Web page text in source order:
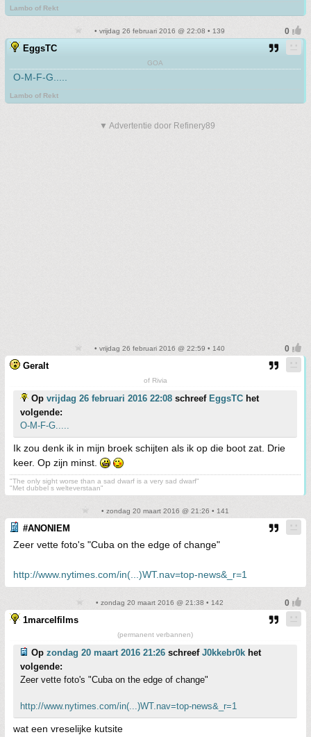
Lambo of Rekt
• vrijdag 26 februari 2016 @ 22:08 • 139
EggsTC
GOA
O-M-F-G.....
Lambo of Rekt
▼ Advertentie door Refinery89
• vrijdag 26 februari 2016 @ 22:59 • 140
Geralt
of Rivia
Op vrijdag 26 februari 2016 22:08 schreef EggsTC het
volgende:
O-M-F-G.....
Ik zou denk ik in mijn broek schijten als ik op die boot zat. Drie
keer. Op zijn minst.
"The only sight worse than a sad dwarf is a very sad dwarf"
"Met dubbel s welteverstaan"
• zondag 20 maart 2016 @ 21:26 • 141
#ANONIEM
Zeer vette foto's "Cuba on the edge of change"
http://www.nytimes.com/in(...)WT.nav=top-news&_r=1
• zondag 20 maart 2016 @ 21:38 • 142
1marcelfilms
(permanent verbannen)
Op zondag 20 maart 2016 21:26 schreef J0kkebr0k het
volgende:
Zeer vette foto's "Cuba on the edge of change"
http://www.nytimes.com/in(...)WT.nav=top-news&_r=1
wat een vreselijke kutsite